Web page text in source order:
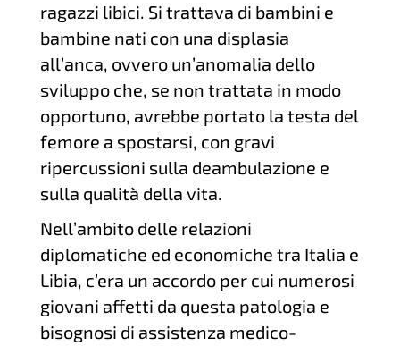
ragazzi libici. Si trattava di bambini e
bambine nati con una displasia
all’anca, ovvero un’anomalia dello
sviluppo che, se non trattata in modo
opportuno, avrebbe portato la testa del
femore a spostarsi, con gravi
ripercussioni sulla deambulazione e
sulla qualità della vita.
Nell’ambito delle relazioni
diplomatiche ed economiche tra Italia e
Libia, c’era un accordo per cui numerosi
giovani affetti da questa patologia e
bisognosi di assistenza medico-